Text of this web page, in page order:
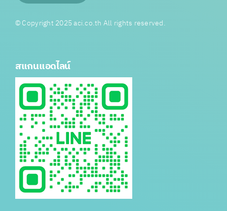
© Copyright 2025 aci.co.th All rights reserved.
สแกนแอดไลน์